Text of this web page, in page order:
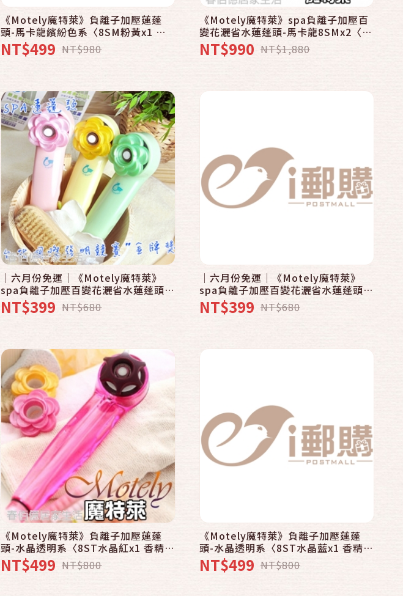
《Motely魔特萊》負離子加壓蓮蓬
頭-馬卡龍繽紛色系〈8SM粉黃x1 香
精x3 頭皮梳x1〉舒壓按摩
NT$499 NT$980
《Motely魔特萊》spa負離子加壓百
變花灑省水蓮蓬頭-馬卡龍8SMx2〈贈
按摩梳x2、水槍4件包x1、洗車刷
x1〉
NT$990 NT$1,880
加入購物車
│六月份免運│《Motely魔特萊》
spa負離子加壓百變花灑省水蓮蓬頭-
馬卡龍繽紛色系〈8SM粉紅x1〉│四
色任選│
NT$399 NT$680
加入購物車
│六月份免運│《Motely魔特萊》
spa負離子加壓百變花灑省水蓮蓬頭-
馬卡龍繽紛色系〈8SM粉黃x1〉│四
色任選│
NT$399 NT$680
快速結帳
加入購物車
《Motely魔特萊》負離子加壓蓮蓬
頭-水晶透明系〈8ST水晶紅x1 香精
x3 花形環x1〉
NT$499 NT$800
加入購物車
《Motely魔特萊》負離子加壓蓮蓬
頭-水晶透明系〈8ST水晶藍x1 香精
x3 花形環x1〉
NT$499 NT$800
快速結帳
加入購物車 加入購物車